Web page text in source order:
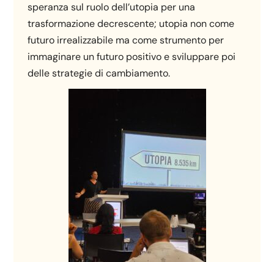
speranza sul ruolo dell’utopia per una
trasformazione decrescente; utopia non come
futuro irrealizzabile ma come strumento per
immaginare un futuro positivo e sviluppare poi
delle strategie di cambiamento.